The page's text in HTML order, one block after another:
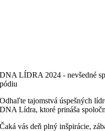
DNA LÍDRA 2024 - nevšedné
pódiu
Odhaľte tajomstvá úspešných
DNA Lídra, ktoré prináša
Čaká vás deň plný inšpirácie,